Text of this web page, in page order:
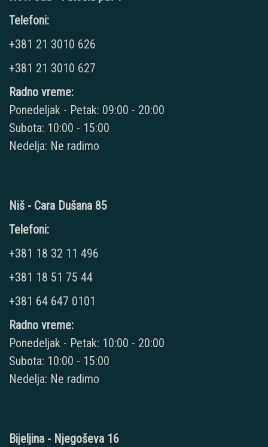
Telefoni:
+381 21 3010 626
+381 21 3010 627
Radno vreme:
Ponedeljak - Petak: 09:00 - 20:00
Subota: 10:00 - 15:00
Nedelja: Ne radimo
Niš - Cara Dušana 85
Telefoni:
+381 18 32 11 496
+381 18 51 75 44
+381 64 647 0101
Radno vreme:
Ponedeljak - Petak: 10:00 - 20:00
Subota: 10:00 - 15:00
Nedelja: Ne radimo
Bijeljina - Njegoševa 16